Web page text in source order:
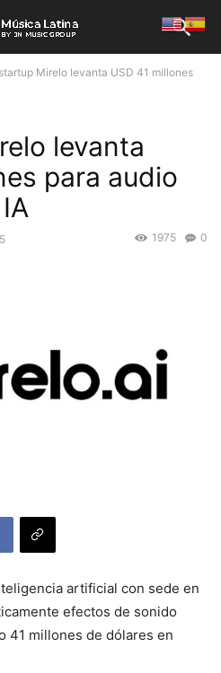
Mirelo levanta USD 41 millones
levanta
para audio
0
1975
artificial con sede en
efectos de sonido
41 millones de dólares en